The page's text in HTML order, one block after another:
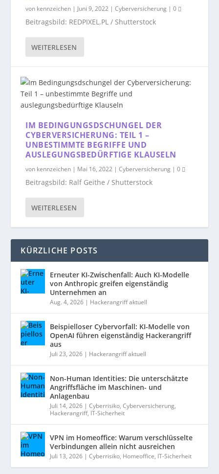
von kennzeichen | Juni 9, 2022 |Cyberversicherung |0
Beitragsbild: REDPIXEL.PL / Shutterstock
WEITERLESEN
IM BEDINGUNGSDSCHUNGEL DER
CYBERVERSICHERUNG: TEIL 1 –
UNBESTIMMTE BEGRIFFE UND
AUSLEGUNGSBEDÜRFTIGE KLAUSELN
von kennzeichen | Mai 16, 2022 |Cyberversicherung |0
Beitragsbild: Ralf Geithe / Shutterstock
WEITERLESEN
KÜRZLICHE POSTS
Erneuter KI-Zwischenfall: Auch KI-Modelle
von Anthropic greifen eigenständig
Unternehmen an
Aug. 4, 2026 | Hackerangriff aktuell
Beispielloser Cybervorfall: KI-Modelle von
OpenAI führen eigenständig Hackerangriff
aus
Juli 23, 2026 | Hackerangriff aktuell
Non-Human Identities: Die unterschätzte
Angriffsfläche im Maschinen- und
Anlagenbau
Juli 14, 2026 |Cyberrisiko,Cyberversicherung,
Hackerangriff, IT-Sicherheit
VPN im Homeoffice: Warum verschlüsselte
Verbindungen allein nicht ausreichen
Juli 13, 2026 |Cyberrisiko, Homeoffice, IT-Sicherheit